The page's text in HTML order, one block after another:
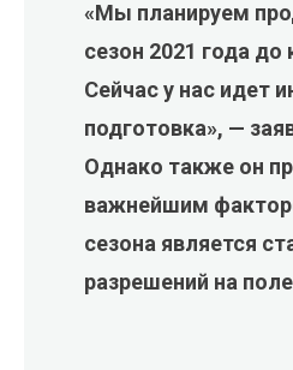
«Мы планируем
сезон 2021 года до
Сейчас у нас идет
подготовка», —
Однако также он
важнейшим
сезона является
разрешений на